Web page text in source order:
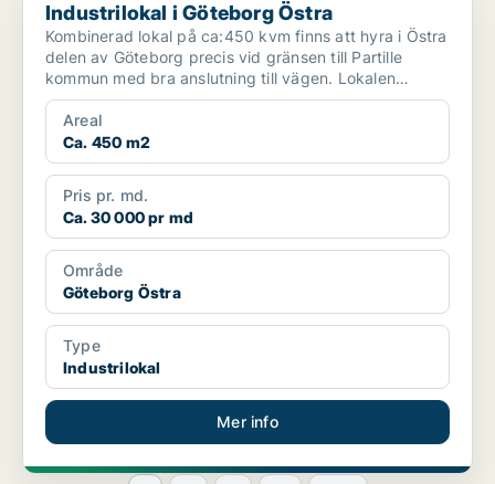
Industrilokal i Göteborg Östra
Kombinerad lokal på ca:450 kvm finns att hyra i Östra
delen av Göteborg precis vid gränsen till Partille
kommun med bra anslutning till vägen. Lokalen
ligger...
Areal
Ca. 450 m2
Pris pr. md.
Ca. 30 000 pr md
Område
Göteborg Östra
Type
Industrilokal
Mer info